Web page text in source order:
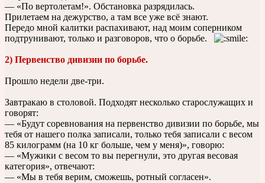
— «По вертолетам!». Обстановка разрядилась.
Прилетаем на дежурство, а там все уже всё знают.
Передо мной калитки распахивают, над моим соперником
подтрунивают, только и разговоров, что о борьбе.
2) Первенство дивизии по борьбе.
Прошло недели две-три.
Завтракаю в столовой. Подходят несколько старослужащих и
говорят:
— «Будут соревнования на первенство дивизии по борьбе, мы
тебя от нашего полка записали, только тебя записали с весом
85 килограмм (на 10 кг больше, чем у меня)», говорю:
— «Мужики с весом то вы перегнули, это другая весовая
категория», отвечают:
— «Мы в тебя верим, сможешь, ротный согласен».